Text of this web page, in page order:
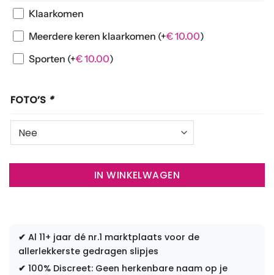
Klaarkomen
Meerdere keren klaarkomen (+€10.00)
Sporten (+€10.00)
FOTO’S *
IN WINKELWAGEN
✔ Al 11+ jaar dé nr.1 marktplaats voor de
allerlekkerste gedragen slipjes
✔ 100% Discreet: Geen herkenbare naam op je